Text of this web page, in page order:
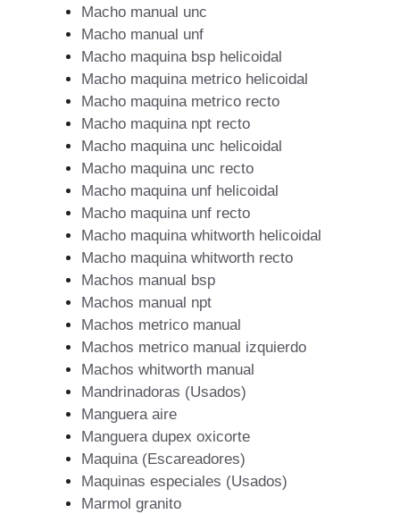
Macho manual unc
Macho manual unf
Macho maquina bsp helicoidal
Macho maquina metrico helicoidal
Macho maquina metrico recto
Macho maquina npt recto
Macho maquina unc helicoidal
Macho maquina unc recto
Macho maquina unf helicoidal
Macho maquina unf recto
Macho maquina whitworth helicoidal
Macho maquina whitworth recto
Machos manual bsp
Machos manual npt
Machos metrico manual
Machos metrico manual izquierdo
Machos whitworth manual
Mandrinadoras (Usados)
Manguera aire
Manguera dupex oxicorte
Maquina (Escareadores)
Maquinas especiales (Usados)
Marmol granito